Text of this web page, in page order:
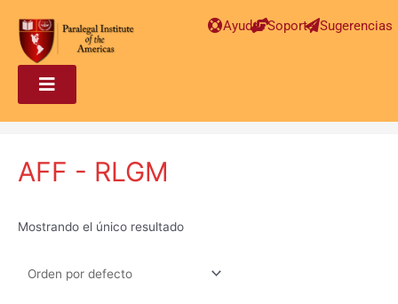
Ayuda Soporte Sugerencias
AFF - RLGM
Mostrando el único resultado